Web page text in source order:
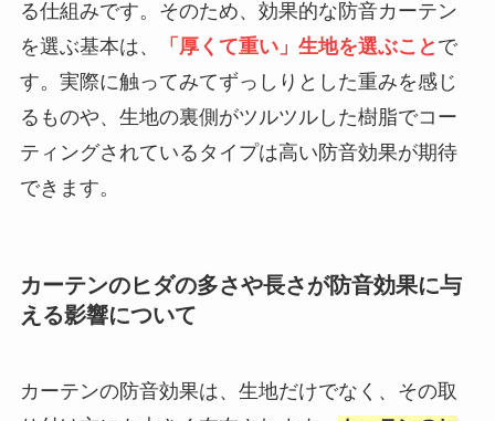
る仕組みです。そのため、効果的な防音カーテン
を選ぶ基本は、
「厚くて重い」生地を選ぶこと で
す。実際に触ってみてずっしりとした重みを感じ
るものや、生地の裏側がツルツルした樹脂でコー
ティングされているタイプは高い防音効果が期待
できます。
カーテンのヒダの多さや長さが防音効果に与
える影響について
カーテンの防音効果は、生地だけでなく、その取